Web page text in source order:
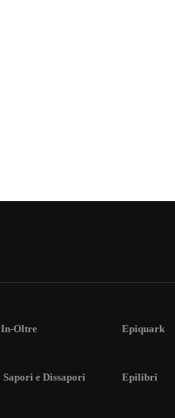
In-Oltre Epiquark
Sapori e Dissapori Epilibri